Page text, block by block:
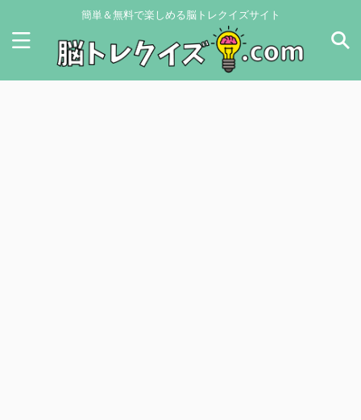
簡単＆無料で楽しめる脳トレクイズサイト